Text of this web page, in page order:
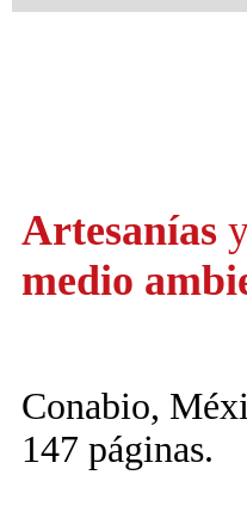
Artesanías
medio
Conabio,
147 páginas.